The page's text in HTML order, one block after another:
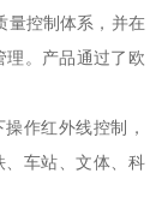
量控制体系，并在
理。产品通过了欧
作红外线控制，
车站、文体、科